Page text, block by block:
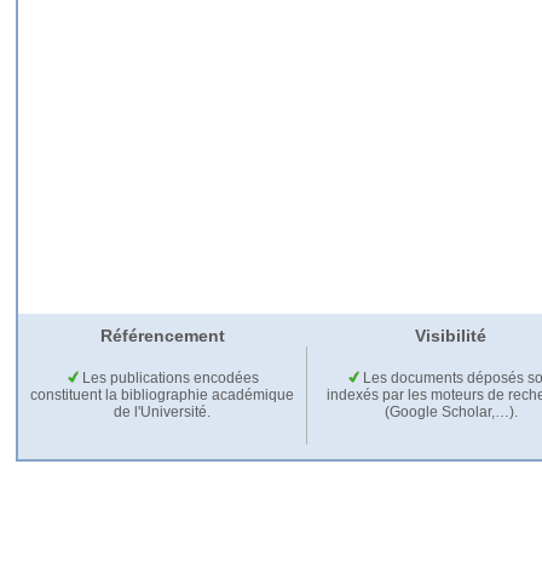
Référencement Visibilité
Les publications encodées
constituent la bibliographie académique
de l'Université.
Les documents déposés
indexés par les moteurs de
(Google Scholar,…).